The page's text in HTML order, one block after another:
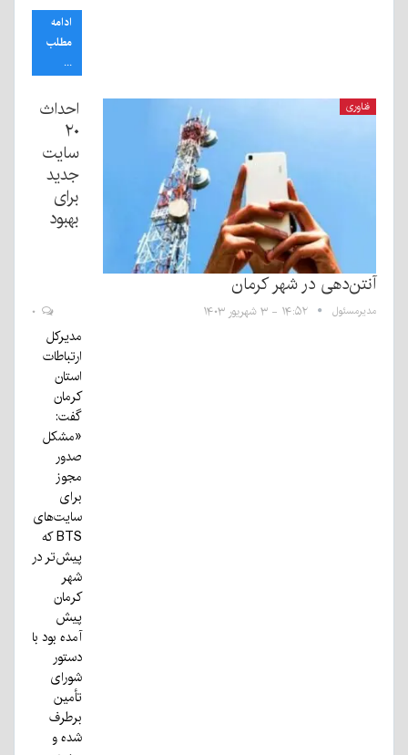
ادامه
مطلب
...
فناوری
احداث
۲۰
سایت
جدید
برای
بهبود
آنتن‌دهی در شهر کرمان
مدیرمسئول ۱۴:۵۲ - ۳ شهریور ۱۴۰۳
مدیرکل
ارتباطات
استان
کرمان
گفت:
«مشکل
صدور
مجوز
برای
سایت‌های
BTS که
پیش‌تر در
شهر
کرمان
پیش
آمده بود با
دستور
شورای
تأمین
برطرف
شده و